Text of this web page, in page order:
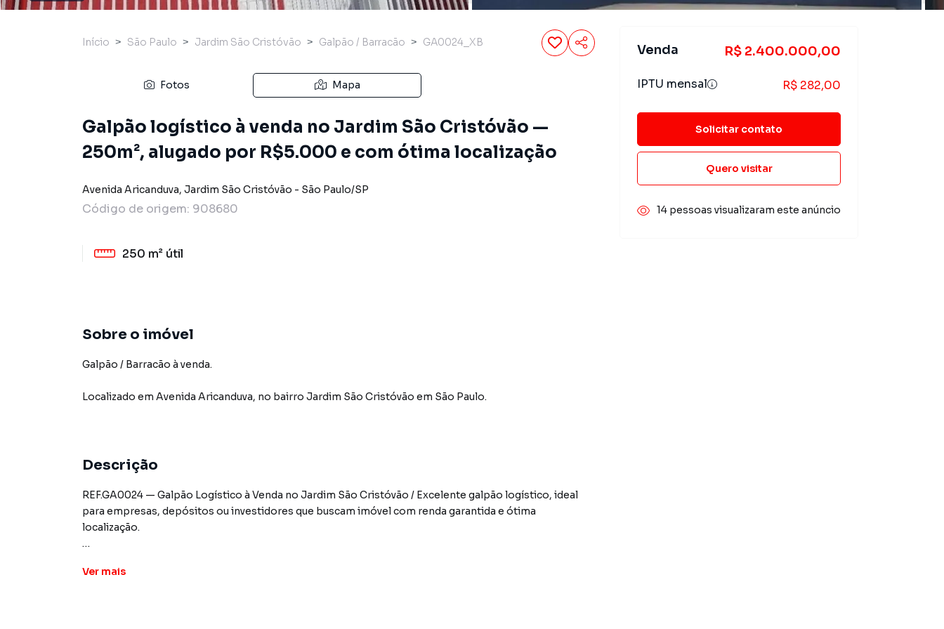
Início São Paulo Jardim São Cristóvão Galpão / Barracão GA0024_XB
Fotos Mapa
Galpão logístico à venda no Jardim São Cristóvão —
250m², alugado por R$5.000 e com ótima localização
Avenida Aricanduva, Jardim São Cristóvão - São Paulo/SP
Código de origem: 908680
250 m² útil
Sobre o imóvel
Galpão / Barracão à venda.
Localizado em Avenida Aricanduva, no bairro Jardim São Cristóvão em São Paulo.
Descrição
REF.GA0024 — Galpão Logístico à Venda no Jardim São Cristóvão / Excelente galpão logístico, ideal
para empresas, depósitos ou investidores que buscam imóvel com renda garantida e ótima
localização.
-Área construída: 250m²
Ver mais
Venda R$ 2.400.000,00
IPTU mensal R$ 282,00
Solicitar contato
Quero visitar
14 pessoas visualizaram este anúncio